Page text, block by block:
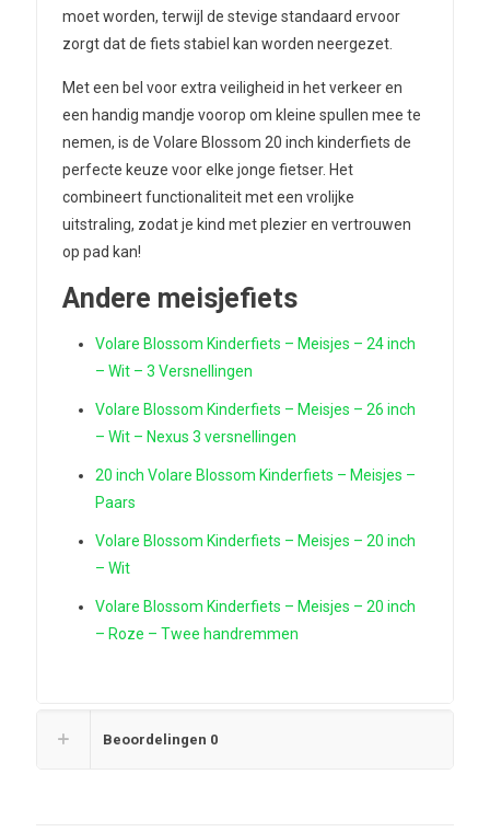
moet worden, terwijl de stevige standaard ervoor
zorgt dat de fiets stabiel kan worden neergezet.
Met een bel voor extra veiligheid in het verkeer en
een handig mandje voorop om kleine spullen mee te
nemen, is de Volare Blossom 20 inch kinderfiets de
perfecte keuze voor elke jonge fietser. Het
combineert functionaliteit met een vrolijke
uitstraling, zodat je kind met plezier en vertrouwen
op pad kan!
Andere meisjefiets
Volare Blossom Kinderfiets – Meisjes – 24 inch
– Wit – 3 Versnellingen
Volare Blossom Kinderfiets – Meisjes – 26 inch
– Wit – Nexus 3 versnellingen
20 inch Volare Blossom Kinderfiets – Meisjes –
Paars
Volare Blossom Kinderfiets – Meisjes – 20 inch
– Wit
Volare Blossom Kinderfiets – Meisjes – 20 inch
– Roze – Twee handremmen
Beoordelingen 0